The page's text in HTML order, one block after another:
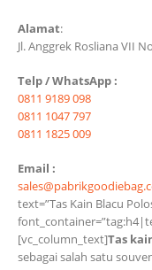
Alamat:
Jl. Anggrek Rosliana VII
Telp / WhatsApp :
0811 9189 098
0811 1047 797
0811 1825 009
Email :
text=”Tas Kain Blacu
[vc_column_text]Tas
sebagai salah satu